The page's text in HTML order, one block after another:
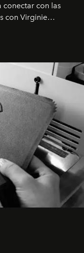
con las
con Virginie
y el valor